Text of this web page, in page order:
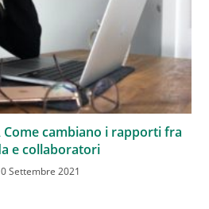
Come cambiano i rapporti fra
e collaboratori
Settembre 2021